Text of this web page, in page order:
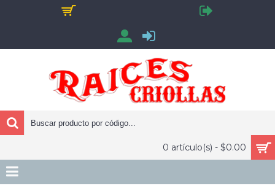
0 artículo(s) - $0.00